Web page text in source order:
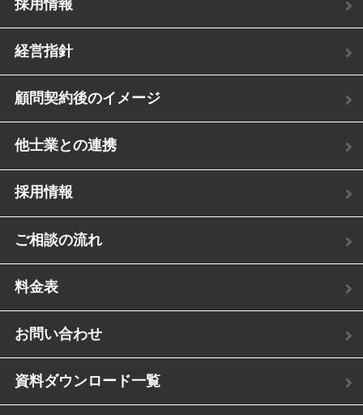
採用情報
経営指針
顧問契約後のイメージ
他士業との連携
採用情報
ご相談の流れ
料金表
お問い合わせ
資料ダウンロード一覧